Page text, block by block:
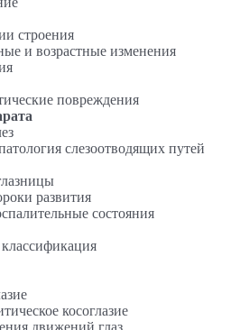
строения
и возрастные изменения
повреждения
слезоотводящих путей
развития
состояния
косоглазие
движений глаз